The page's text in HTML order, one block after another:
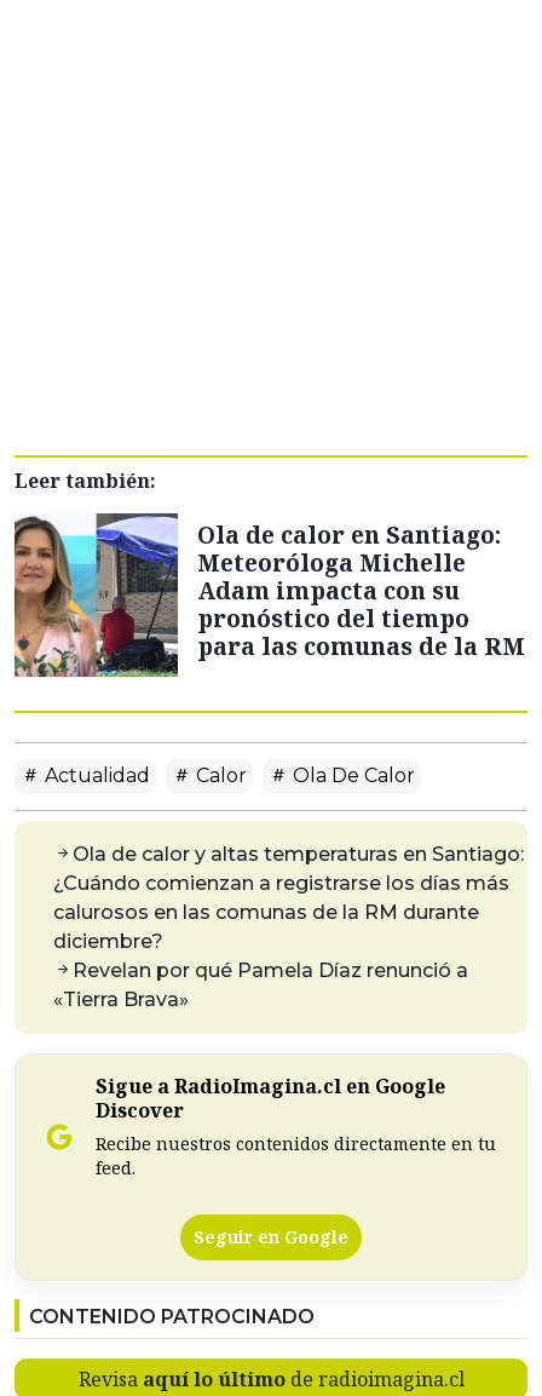
Leer también:
Ola de calor en Santiago:
Meteoróloga Michelle
Adam impacta con su
pronóstico del tiempo
para las comunas de la RM
Actualidad Calor Ola De Calor
Ola de calor y altas temperaturas en Santiago:
¿Cuándo comienzan a registrarse los días más
calurosos en las comunas de la RM durante
diciembre?
Revelan por qué Pamela Díaz renunció a
«Tierra Brava»
Sigue a RadioImagina.cl en Google
Discover
Recibe nuestros contenidos directamente en tu
feed.
Seguir en Google
CONTENIDO PATROCINADO
Revisa aquí lo últimode radioimagina.cl